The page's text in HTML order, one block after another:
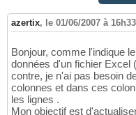
azertix, le 01/06/2007 à 16h33
Bonjour, comme l'indique
données d'un fichier Excel
contre, je n'ai pas besoin
colonnes et dans ces
les lignes .
Mon objectif est